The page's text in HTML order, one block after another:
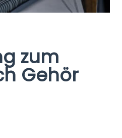
zum
Gehör